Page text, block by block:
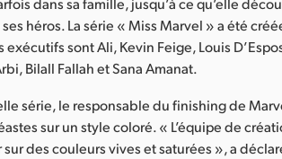
héros. La série « Miss Marvel » a été
sont Ali, Kevin Feige, Louis
Bilall Fallah et Sana Amanat.
série, le responsable du finishing de
sur un style coloré. « L’équipe de
des couleurs vives et saturées », a